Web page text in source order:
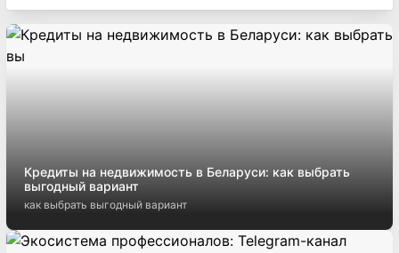
Кредиты на недвижимость в Беларуси: как выбрать
выгодный вариант
как выбрать выгодный вариант